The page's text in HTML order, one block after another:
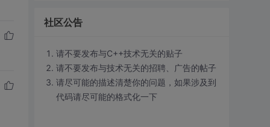
社区公告
请不要发布与C++技术无关的贴子
请不要发布与技术无关的招聘、广告的帖子
请尽可能的描述清楚你的问题，如果涉及到
代码请尽可能的格式化一下